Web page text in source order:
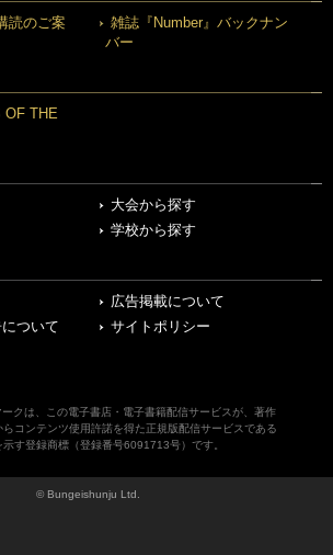
読のご案
雑誌『Number』バックナン
バー
OF THE
大会から探す
学校から探す
広告掲載について
ついて
サイトポリシー
クは、この電子書店・電子書籍配信サービスが、著作
らコンテンツ使用許諾を得た正規版配信サービスである
示す登録商標（登録番号6091713号）です。
© Bungeishunju Ltd.